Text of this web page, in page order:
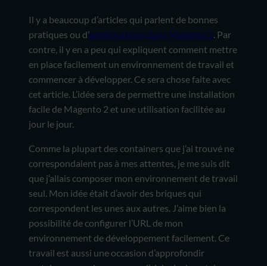
Il y a beaucoup d’articles qui parlent de bonnes
pratiques ou d’améliorations dans Magento 2. Par
contre, il y en a peu qui expliquent comment mettre
en place facilement un environnement de travail et
commencer à développer. Ce sera chose faite avec
cet article. L’idée sera de permettre une installation
facile de Magento 2 et une utilisation facilitée au
jour le jour.
Comme la plupart des containers que j’ai trouvé ne
correspondaient pas à mes attentes, je me suis dit
que j’allais composer mon environnement de travail
seul. Mon idée était d’avoir des briques qui
correspondent les unes aux autres. J’aime bien la
possibilité de configurer l’URL de mon
environnement de développement facilement. Ce
travail est aussi une occasion d’approfondir